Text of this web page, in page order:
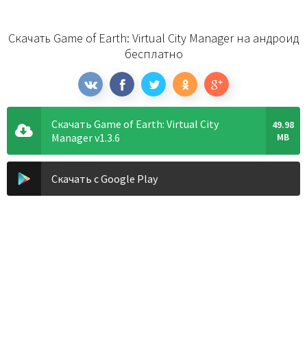
Скачать Game of Earth: Virtual City Manager на андроид
бесплатно
Скачать Game of Earth: Virtual City
Manager v1.3.6
49.98
MB
Скачать с Google Play